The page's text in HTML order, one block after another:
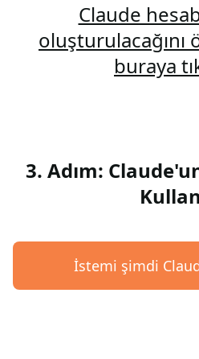
Claude
oluşturulacağını
buraya
3. Adım:
İstemi şimdi